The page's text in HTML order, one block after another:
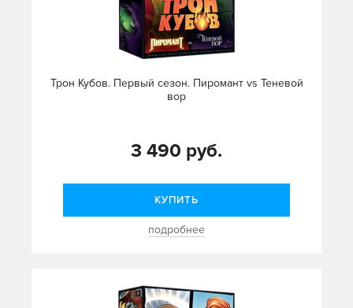
Трон Кубов. Первый сезон. Пиромант vs Теневой
вор
3 490 руб.
КУПИТЬ
подробнее